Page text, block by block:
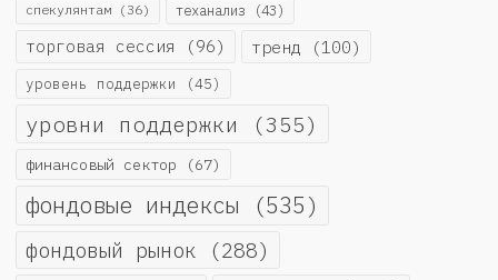
спекулянтам (36) теханализ (43)
торговая сессия (96) тренд (100)
уровень поддержки (45)
уровни поддержки (355)
финансовый сектор (67)
фондовые индексы (535)
фондовый рынок (288)